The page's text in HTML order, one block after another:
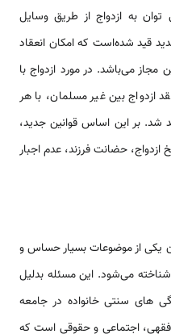
توان به ازدواج از طریق وسایل
قید شده‌است که امکان انعقاد
مجاز می‌باشد. در مورد ازدواج با
ازدواج بین غیر مسلمان، با هر
شد. بر این اساس قوانین جدید،
حضانت فرزند، عدم اجبار
یکی از موضوعات بسیار حساس و
می‌شود. این مسئله بدلیل
های سنتی خانواده در جامعه
فقهی، اجتماعی و حقوقی است که